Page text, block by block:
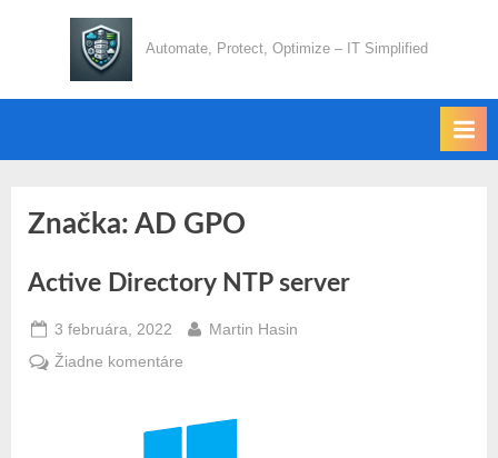
Automate, Protect, Optimize – IT Simplified
Značka: AD GPO
Active Directory NTP server
Posted
on
3 februára, 2022 By
Martin Hasin
Žiadne komentáre